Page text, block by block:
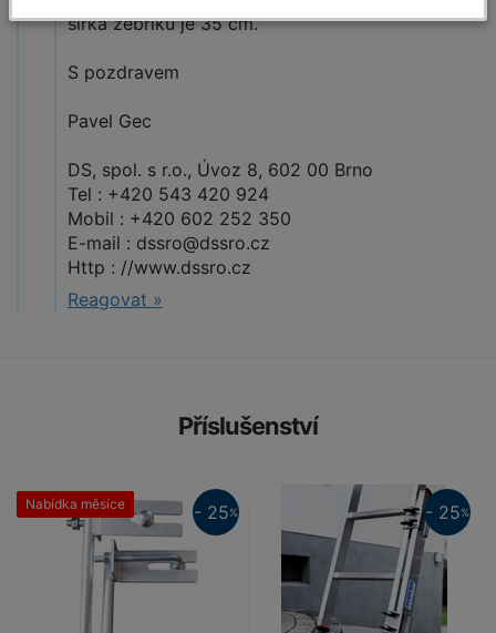
šířka žebříku je 35 cm.
S pozdravem
Pavel Gec
DS, spol. s r.o., Úvoz 8, 602 00 Brno
Tel : +420 543 420 924
Mobil : +420 602 252 350
E-mail : dssro@dssro.cz
Http : //www.dssro.cz
Reagovat »
Příslušenství
Nabídka měsíce
- 25% - 25%